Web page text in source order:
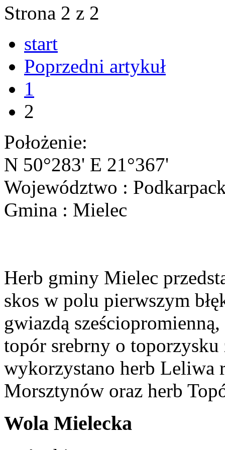
Strona 2 z 2
start
Poprzedni artykuł
1
2
Położenie:
N 50°283' E 21°367'
Województwo :
Gmina : Mielec
Herb gminy Mielec
skos w polu pierwszym
gwiazdą
topór srebrny o
wykorzystano herb Leliwa
Morsztynów oraz herb
Wola Mielecka